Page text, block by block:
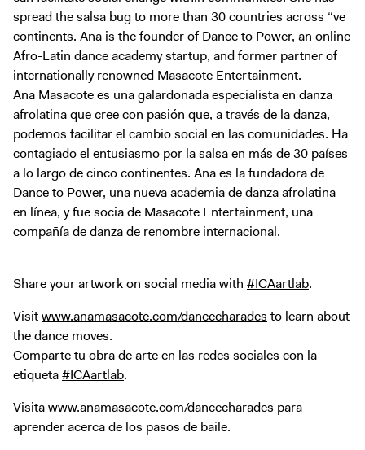
spread the salsa bug to more than 30 countries across “ve
continents. Ana is the founder of Dance to Power, an online
Afro-Latin dance academy startup, and former partner of
internationally renowned Masacote Entertainment.
Ana Masacote es una galardonada especialista en danza
afrolatina que cree con pasión que, a través de la danza,
podemos facilitar el cambio social en las comunidades. Ha
contagiado el entusiasmo por la salsa en más de 30 países
a lo largo de cinco continentes. Ana es la fundadora de
Dance to Power, una nueva academia de danza afrolatina
en línea, y fue socia de Masacote Entertainment, una
compañía de danza de renombre internacional.
Share your artwork on social media with #ICAartlab.
Visitwww.anamasacote.com/dancecharades to learn about
the dance moves.
Comparte tu obra de arte en las redes sociales con la
etiqueta#ICAartlab.
Visitawww.anamasacote.com/dancecharades para
aprender acerca de los pasos de baile.